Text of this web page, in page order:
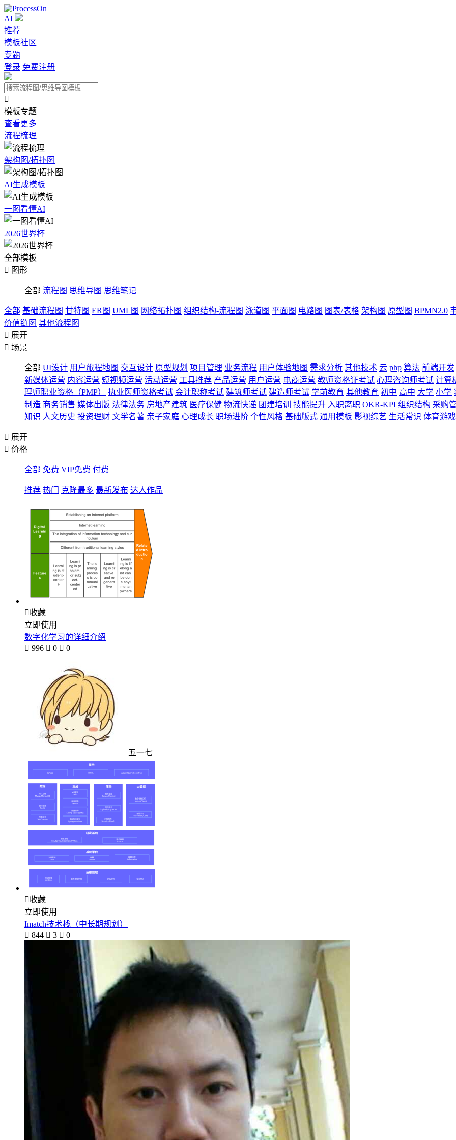
AI
推荐
模板社区
专题
登录 免费注册

模板专题
查看更多
流程梳理
架构图/拓扑图
AI生成模板
一图看懂AI
2026世界杯
全部模板
 图形
全部 流程图 思维导图 思维笔记
全部 基础流程图 甘特图 ER图 UML图 网络拓扑图 组织结构-流程图 泳道图 平面图 电路图 图表/表格 架构图 原型图 BPMN2.0
价值链图 其他流程图
 展开
 场景
全部 UI设计 用户旅程地图 交互设计 原型规划 项目管理 业务流程 用户体验地图 需求分析 其他技术 云 php 算法 前端开发
新媒体运营 内容运营 短视频运营 活动运营 工具推荐 产品运营 用户运营 电商运营 教师资格证考试 心理咨询师考试 计算
理师职业资格（PMP）
执业医师资格考试 会计职称考试 建筑师考试 建造师考试 学前教育 其他教育 初中 高中 大学 小学
制造 商务销售 媒体出版 法律法务 房地产建筑 医疗保健 物流快递 团建培训 技能提升 入职离职 OKR-KPI 组织结构 采购
知识 人文历史 投资理财 文学名著 亲子家庭 心理成长 职场进阶 个性风格 基础版式 通用模板 影视综艺 生活常识 体育游戏
 展开
 价格
全部 免费 VIP免费 付费
推荐 热门 克隆最多 最新发布 达人作品
收藏
立即使用
数字化学习的详细介绍
 996  0  0
五一七
收藏
立即使用
Imatch技术栈（中长期规划）
 844  3  0